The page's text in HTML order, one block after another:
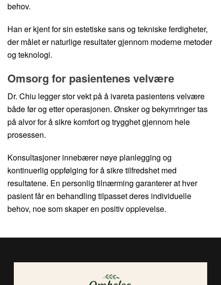
behov.
Han er kjent for sin estetiske sans og tekniske ferdigheter,
der målet er naturlige resultater gjennom moderne metoder
og teknologi.
Omsorg for pasientenes velvære
Dr. Chiu legger stor vekt på å ivareta pasientens velvære
både før og etter operasjonen. Ønsker og bekymringer tas
på alvor for å sikre komfort og trygghet gjennom hele
prosessen.
Konsultasjoner innebærer nøye planlegging og
kontinuerlig oppfølging for å sikre tilfredshet med
resultatene. En personlig tilnærming garanterer at hver
pasient får en behandling tilpasset deres individuelle
behov, noe som skaper en positiv opplevelse.